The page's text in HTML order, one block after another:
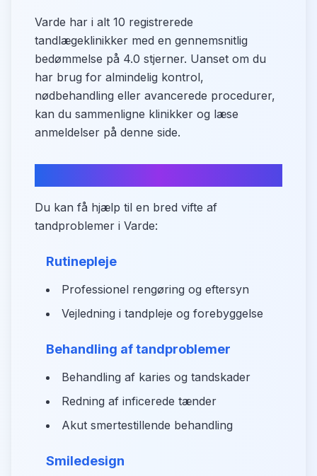
Varde har i alt 10 registrerede
tandlægeklinikker med en gennemsnitlig
bedømmelse på 4.0 stjerner. Uanset om du
har brug for almindelig kontrol,
nødbehandling eller avancerede procedurer,
kan du sammenligne klinikker og læse
anmeldelser på denne side.
Du kan få hjælp til en bred vifte af
tandproblemer i Varde:
Rutinepleje
Professionel rengøring og eftersyn
Vejledning i tandpleje og forebyggelse
Behandling af tandproblemer
Behandling af karies og tandskader
Redning af inficerede tænder
Akut smertestillende behandling
Smiledesign